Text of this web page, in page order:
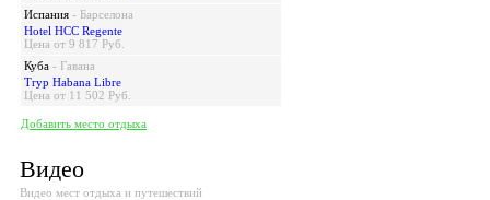
Испания - Барселона
Hotel HCC Regente
Цена от 9 817 Руб.
Куба - Гавана
Tryp Habana Libre
Цена от 11 502 Руб.
Добавить место отдыха
Видео
Видео мест отдыха и путешествий